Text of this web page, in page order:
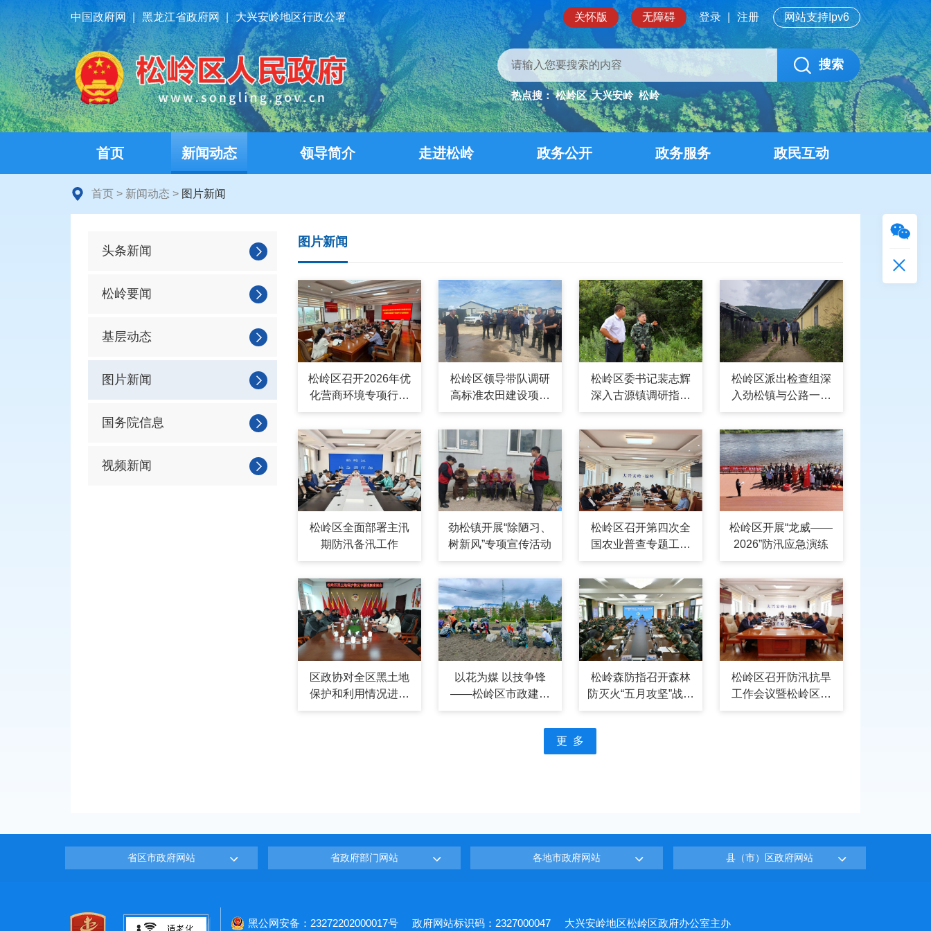
中国政府网 黑龙江省政府网 | 大兴安岭地区行政公署 关怀版 无障碍 网站支持Ipv6
登录 注册
搜索
热点搜： 松岭区 大兴安岭 松岭
首页 新闻动态 领导简介 走进松岭 政务公开 政务服务 政民互动
首页 > 新闻动态 > 图片新闻
头条新闻
松岭要闻
基层动态
图片新闻
国务院信息
视频新闻
图片新闻
松岭区召开2026年优
化营商环境专项行动
暨深化企业服务效能
提升突破年行动调度
会议
松岭区领导带队调研
高标准农田建设项目
现场办公解难题促提
速
松岭区委书记裴志辉
深入古源镇调研指导
工作
松岭区派出检查组深
入劲松镇与公路一线
督导防汛备汛工作
松岭区全面部署主汛
期防汛备汛工作
劲松镇开展“除陋习、
树新风”专项宣传活动
松岭区召开第四次全
国农业普查专题工作
会议
松岭区开展“龙威——
2026”防汛应急演练
区政协对全区黑土地
保护和利用情况进行
专题视察
以花为媒 以技争锋
——松岭区市政建设
服务中心种花技能大
松岭森防指召开森林
防灭火“五月攻坚”战役
总结暨“六月决胜”战役
松岭区召开防汛抗旱
工作会议暨松岭区防
汛抗旱指挥部2026年
更 多
省区市政府网站 省政府部门网站 各地市政府网站 县（市）区政府网站
黑公网安备：23272202000017号 政府网站标识码：2327000047 大兴安岭地区松岭区政府办公室主办